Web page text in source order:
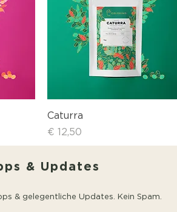
Caturra
Preis
€ 12,50
& Updates
& gelegentliche Updates. Kein Spam.